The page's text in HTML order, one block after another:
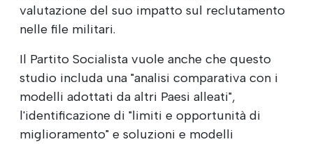
valutazione del suo impatto sul reclutamento
nelle file militari.
Il Partito Socialista vuole anche che questo
studio includa una "analisi comparativa con i
modelli adottati da altri Paesi alleati",
l'identificazione di "limiti e opportunità di
miglioramento" e soluzioni e modelli